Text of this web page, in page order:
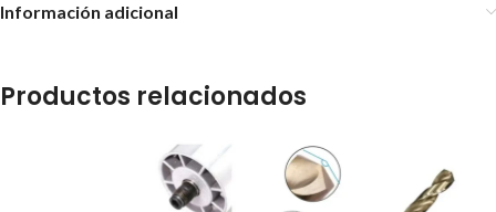
Información adicional
Productos relacionados